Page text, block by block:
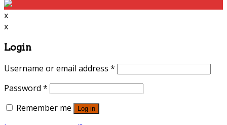
x
x
Login
Username or email address *
Password *
Remember me
Log in